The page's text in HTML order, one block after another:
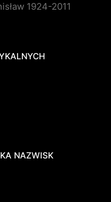
1924-2011
NAZWISK